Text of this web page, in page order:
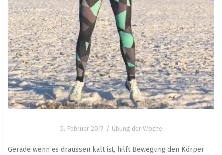
5. Februar 2017 Übung der Woche
Gerade wenn es draussen kalt ist, hilft Bewegung den Körper